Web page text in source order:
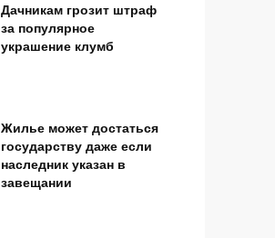
Дачникам грозит штраф
за популярное
украшение клумб
Жилье может достаться
государству даже если
наследник указан в
завещании